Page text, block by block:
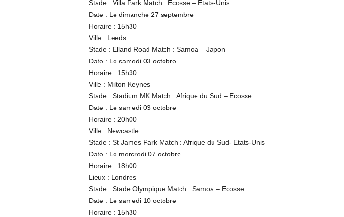
Stade : Villa Park Match : Ecosse – Etats-Unis
Date : Le dimanche 27 septembre
Horaire : 15h30
Ville : Leeds
Stade : Elland Road Match : Samoa – Japon
Date : Le samedi 03 octobre
Horaire : 15h30
Ville : Milton Keynes
Stade : Stadium MK Match : Afrique du Sud – Ecosse
Date : Le samedi 03 octobre
Horaire : 20h00
Ville : Newcastle
Stade : St James Park Match : Afrique du Sud- Etats-Unis
Date : Le mercredi 07 octobre
Horaire : 18h00
Lieux : Londres
Stade : Stade Olympique Match : Samoa – Ecosse
Date : Le samedi 10 octobre
Horaire : 15h30